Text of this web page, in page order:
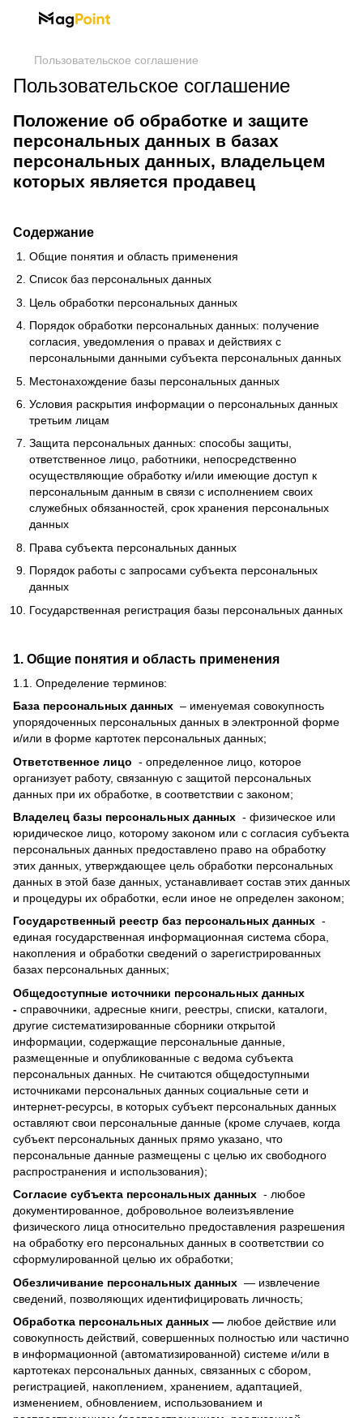
Пользовательское соглашение
Пользовательское соглашение
Положение об обработке и защите
персональных данных в базах
персональных данных, владельцем
которых является продавец
Содержание
Общие понятия и область применения
Список баз персональных данных
Цель обработки персональных данных
Порядок обработки персональных данных: получение
согласия, уведомления о правах и действиях с
персональными данными субъекта персональных данных
Местонахождение базы персональных данных
Условия раскрытия информации о персональных данных
третьим лицам
Защита персональных данных: способы защиты,
ответственное лицо, работники, непосредственно
осуществляющие обработку и/или имеющие доступ к
персональным данным в связи с исполнением своих
служебных обязанностей, срок хранения персональных
данных
Права субъекта персональных данных
Порядок работы с запросами субъекта персональных
данных
Государственная регистрация базы персональных данных
1. Общие понятия и область применения
1.1. Определение терминов:
База персональных данных – именуемая совокупность
упорядоченных персональных данных в электронной форме
и/или в форме картотек персональных данных;
Ответственное лицо - определенное лицо, которое
организует работу, связанную с защитой персональных
данных при их обработке, в соответствии с законом;
Владелец базы персональных данных - физическое или
юридическое лицо, которому законом или с согласия субъекта
персональных данных предоставлено право на обработку
этих данных, утверждающее цель обработки персональных
данных в этой базе данных, устанавливает состав этих данных
и процедуры их обработки, если иное не определен законом;
Государственный реестр баз персональных данных -
единая государственная информационная система сбора,
накопления и обработки сведений о зарегистрированных
базах персональных данных;
Общедоступные источники персональных данных
- справочники, адресные книги, реестры, списки, каталоги,
другие систематизированные сборники открытой
информации, содержащие персональные данные,
размещенные и опубликованные с ведома субъекта
персональных данных. Не считаются общедоступными
источниками персональных данных социальные сети и
интернет-ресурсы, в которых субъект персональных данных
оставляют свои персональные данные (кроме случаев, когда
субъект персональных данных прямо указано, что
персональные данные размещены с целью их свободного
распространения и использования);
Согласие субъекта персональных данных - любое
документированное, добровольное волеизъявление
физического лица относительно предоставления разрешения
на обработку его персональных данных в соответствии со
сформулированной целью их обработки;
Обезличивание персональных данных — извлечение
сведений, позволяющих идентифицировать личность;
Обработка персональных данных — любое действие или
совокупность действий, совершенных полностью или частично
в информационной (автоматизированной) системе и/или в
картотеках персональных данных, связанных с сбором,
регистрацией, накоплением, хранением, адаптацией,
изменением, обновлением, использованием и